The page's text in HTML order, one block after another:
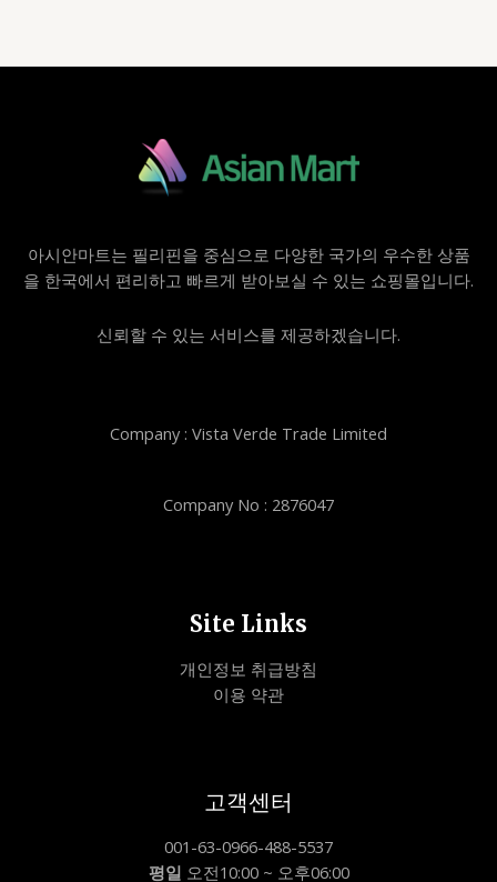
아시안마트는 필리핀을 중심으로 다양한 국가의 우수한 상품
을 한국에서 편리하고 빠르게 받아보실 수 있는 쇼핑몰입니다.
신뢰할 수 있는 서비스를 제공하겠습니다.
Company : Vista Verde Trade Limited
Company No : 2876047
Site Links
개인정보 취급방침
이용 약관
고객센터
001-63-0966-488-5537
평일 오전10:00 ~ 오후06:00